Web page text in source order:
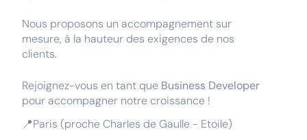
Nous proposons un accompagnement sur
mesure, à la hauteur des exigences de nos
clients.
Rejoignez-vous en tant que Business Developer
pour accompagner notre croissance !
📍Paris (proche Charles de Gaulle - Etoile)